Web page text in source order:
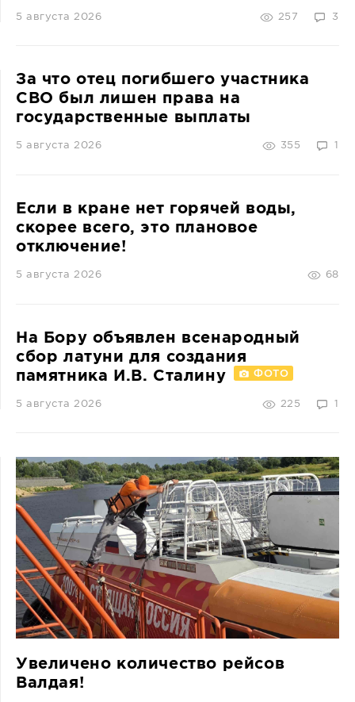
5 августа 2026 257 3
За что отец погибшего участника
СВО был лишен права на
государственные выплаты
5 августа 2026 355 1
Если в кране нет горячей воды,
скорее всего, это плановое
отключение!
5 августа 2026 68
На Бору объявлен всенародный
сбор латуни для создания
памятника И.В. Сталину
ФОТО
5 августа 2026 225 1
Увеличено количество рейсов
Валдая!